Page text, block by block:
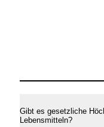
Gibt es gesetzliche
Lebensmitteln?